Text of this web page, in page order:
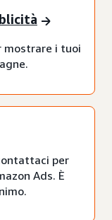
mostrare i tuoi
per
Ads. È